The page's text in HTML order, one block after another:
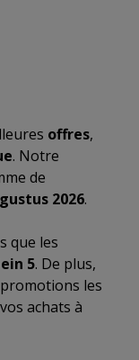
offres,
. Notre
de
2026.
que les
5. De plus,
les
achats à